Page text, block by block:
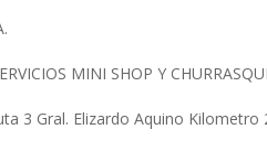
MINI SHOP Y
3 Gral. Elizardo Aquino